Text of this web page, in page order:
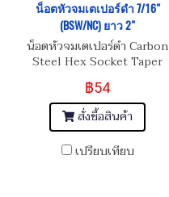
น็อตหัวจมเตเปอร์ดำ 7/16"
(BSW/NC) ยาว 2"
น็อตหัวจมเตเปอร์ดำ Carbon
Steel Hex Socket Taper
Head Screw 7/16" (BSW/NC)
฿54
สั่งซื้อสินค้า
เปรียบเทียบ